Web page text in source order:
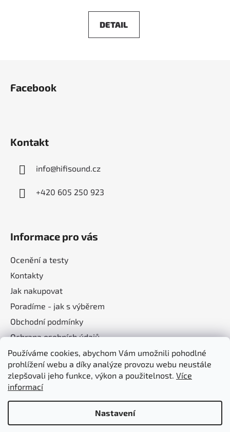
Používáme cookies, abychom Vám umožnili pohodlné
prohlížení webu a díky analýze provozu webu neustále
zlepšovali jeho funkce, výkon a použitelnost. Více
informací
Nastavení
DETAIL
Facebook
Kontakt
info@hifisound.cz
+420 605 250 923
Informace pro vás
Ocenění a testy
Kontakty
Jak nakupovat
Poradíme - jak s výběrem
Obchodní podmínky
Ochrana osobních údajů
Nákupní košík
0KS /0 KČ